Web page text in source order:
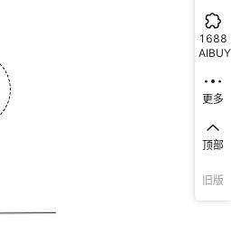
1688
AIBUY
更多
顶部
旧版